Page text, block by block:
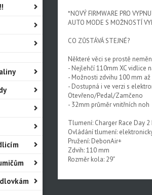
*NOVÝ FIRMWARE PRO
AUTO MODE S MOŽNOSTÍ
CO ZŮSTÁVÁ STEJNÉ?
Některé věci se prostě
- Nejlehčí 110mm XC vidlice
- Možnosti zdvihu 100 mm
- Dostupná i ve verzi s
Otevřeno/Pedal/Zamčeno
- 32mm průměr vnitřních noh
Tlumení: Charger Race Day
Ovládání tlumení:
Pružení: DebonAir+
Zdvih: 110 mm
Rozměr kola: 29"